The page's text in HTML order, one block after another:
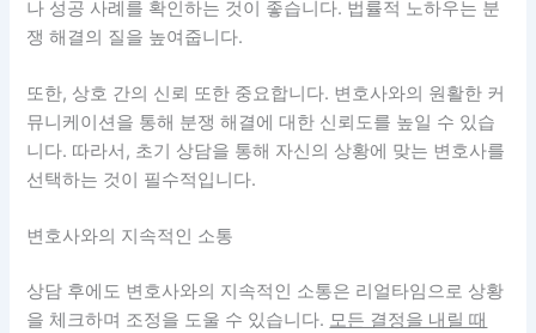
나 성공 사례를 확인하는 것이 좋습니다. 법률적 노하우는 분
쟁 해결의 질을 높여줍니다.
또한, 상호 간의 신뢰 또한 중요합니다. 변호사와의 원활한 커
뮤니케이션을 통해 분쟁 해결에 대한 신뢰도를 높일 수 있습
니다. 따라서, 초기 상담을 통해 자신의 상황에 맞는 변호사를
선택하는 것이 필수적입니다.
변호사와의 지속적인 소통
상담 후에도 변호사와의 지속적인 소통은 리얼타임으로 상황
을 체크하며 조정을 도울 수 있습니다. 모든 결정을 내릴 때